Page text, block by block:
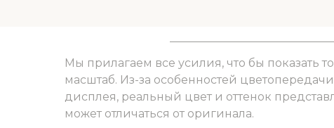
Мы прилагаем все усилия, что бы показать
масштаб. Из-за особенностей
дисплея, реальный цвет и оттенок
может отличаться от оригинала.